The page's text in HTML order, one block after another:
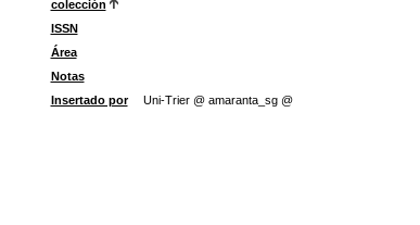
colección
ISSN
Área
Notas
Insertado por
Uni-Trier @ amaranta_sg @